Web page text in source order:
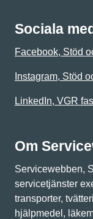
Sociala
Facebook, Stöd
Instagram, Stöd
LinkedIn, VGR
Om
Servicewebben,
servicetjänster
transporter,
hjälpmedel,